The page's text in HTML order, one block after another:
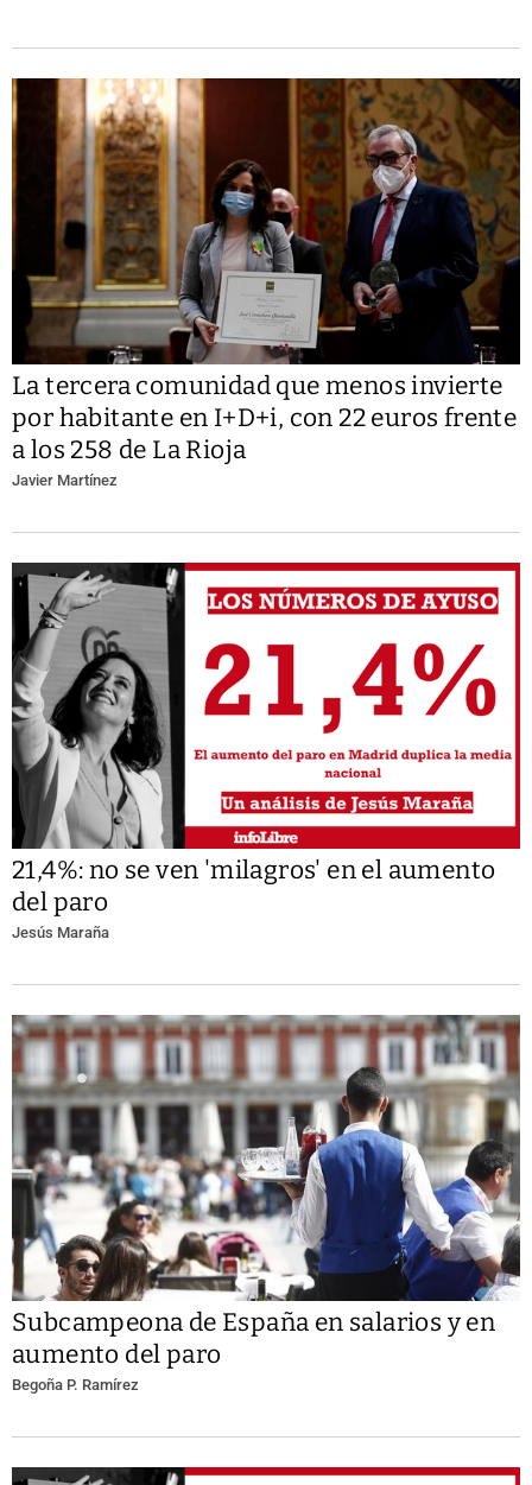
La tercera comunidad que menos invierte
por habitante en I+D+i, con 22 euros frente
a los 258 de La Rioja
Javier Martínez
21,4%: no se ven 'milagros' en el aumento
del paro
Jesús Maraña
Subcampeona de España en salarios y en
aumento del paro
Begoña P. Ramírez